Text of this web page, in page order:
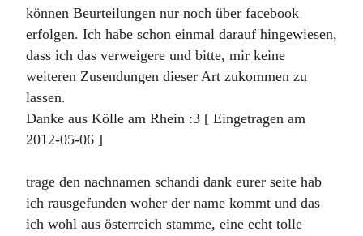
können Beurteilungen nur noch über facebook
erfolgen. Ich habe schon einmal darauf hingewiesen,
dass ich das verweigere und bitte, mir keine
weiteren Zusendungen dieser Art zukommen zu
lassen.
Danke aus Kölle am Rhein :3 [ Eingetragen am
2012-05-06 ]
trage den nachnamen schandi dank eurer seite hab
ich rausgefunden woher der name kommt und das
ich wohl aus österreich stamme, eine echt tolle